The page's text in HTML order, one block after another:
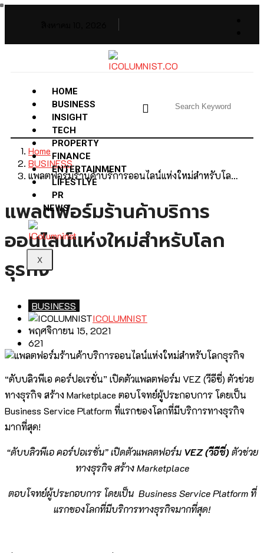
HOME
BUSINESS
INSIGHT
TECH
PROPERTY
FINANCE
ENTERTAINMENT
LIFESTLYE
PR
NEWS
X
Home
BUSINESS
แพลตฟอร์มร้านค้าบริการออนไลน์แห่งใหม่สำหรับโล…
แพลตฟอร์มร้านค้าบริการ
ออนไลน์แห่งใหม่สำหรับโลก
ธุรกิจ
BUSINESS
ICOLUMNIST
พฤศจิกายน 15, 2021
621
“ดับบลิวพีเอ คอร์ปอเรชั่น” เปิดตัวแพลตฟอร์ม VEZ (วีอีซี่) ตัวช่วย
ทางธุรกิจ สร้าง Marketplace ตอบโจทย์ผู้ประกอบการ โดยเป็น
Business Service Platform ที่แรกของโลกที่มีบริการทางธุรกิจ
มากที่สุด!
“ดับบลิวพีเอ คอร์ปอเรชั่น” เปิดตัวแพลตฟอร์ม VEZ (วีอีซี่)ตัวช่วย
ทางธุรกิจ สร้าง Marketplace
ตอบโจทย์ผู้ประกอบการ โดยเป็น Business Service Platform ที่
แรกของโลกที่มีบริการทางธุรกิจมากที่สุด!